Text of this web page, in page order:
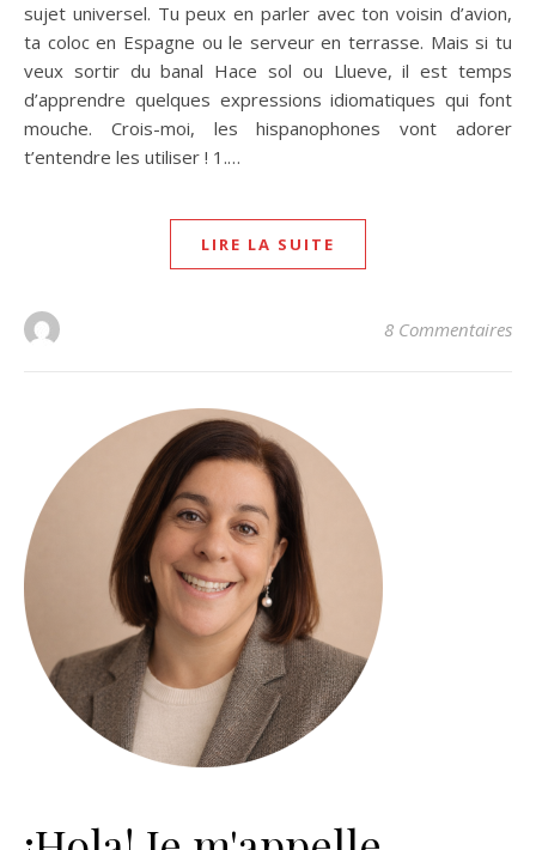
sujet universel. Tu peux en parler avec ton voisin d’avion,
ta coloc en Espagne ou le serveur en terrasse. Mais si tu
veux sortir du banal Hace sol ou Llueve, il est temps
d’apprendre quelques expressions idiomatiques qui font
mouche. Crois-moi, les hispanophones vont adorer
t’entendre les utiliser ! 1.…
LIRE LA SUITE
8 Commentaires